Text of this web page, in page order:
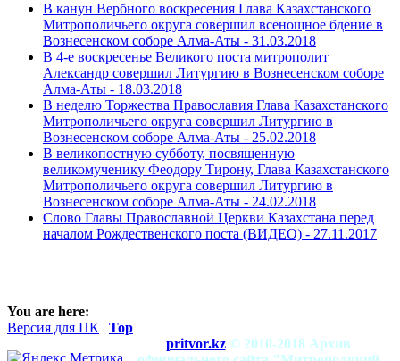
В канун Вербного воскресения Глава Казахстанского
Митрополичьего округа совершил всенощное бдение в
Вознесенском соборе Алма-Аты - 31.03.2018
В 4-е воскресенье Великого поста митрополит
Александр совершил Литургию в Вознесенском соборе
Алма-Аты - 18.03.2018
В неделю Торжества Православия Глава Казахстанского
Митрополичьего округа совершил Литургию в
Вознесенском соборе Алма-Аты - 25.02.2018
В великопостную субботу, посвященную
великомученику Феодору Тирону, Глава Казахстанского
Митрополичьего округа совершил Литургию в
Вознесенском соборе Алма-Аты - 24.02.2018
Слово Главы Православной Церкви Казахстана перед
началом Рождественского поста (ВИДЕО) - 27.11.2017
You are here:
Версия для ПК | Top
pritvor.kz © 2010-2018 Архив